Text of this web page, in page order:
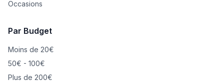
Occasions
Par Budget
Moins de 20€
50€ - 100€
Plus de 200€